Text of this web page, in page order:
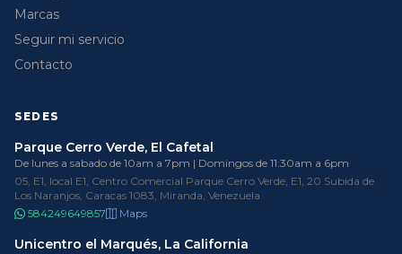
Marcas
Seguir mi servicio
Contacto
SEDES
Parque Cerro Verde, El Cafetal
De lunes a sabado de 10am a 7pm | Domingos de 11:30am a 6pm
05, E1, local E1, Centro Comercial Parque Cerro Verde, E1, 20 Subida de
Los Naranjos, Caracas 1083, Miranda, Venezuela
584249649857
Maps
Unicentro el Marqués, La California